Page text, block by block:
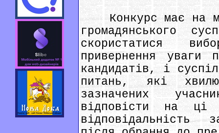
Конкурс має на
громадянського
скористатися
привернення уваги
кандидатів, і
питань, які
зазначених
відповісти на
відповідальність